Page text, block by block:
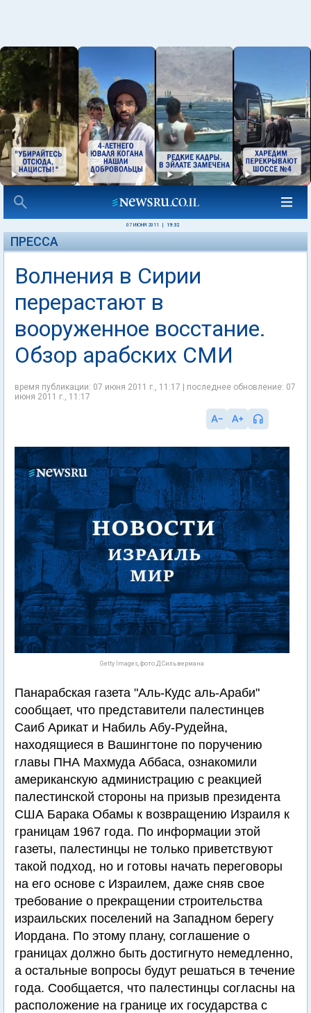
07 ИЮНЯ 2011 19:32
ПРЕССА
Волнения в Сирии
перерастают в
вооруженное восстание.
Обзор арабских СМИ
время публикации: 07 июня 2011 г., 11:17 | последнее обновление: 07
июня 2011 г., 11:17
Getty Images, фото Д.Сильвермана
Панарабская газета "Аль-Кудс аль-Араби"
сообщает, что представители палестинцев
Саиб Арикат и Набиль Абу-Рудейна,
находящиеся в Вашингтоне по поручению
главы ПНА Махмуда Аббаса, ознакомили
американскую администрацию с реакцией
палестинской стороны на призыв президента
США Барака Обамы к возвращению Израиля к
границам 1967 года. По информации этой
газеты, палестинцы не только приветствуют
такой подход, но и готовы начать переговоры
на его основе с Израилем, даже сняв свое
требование о прекращении строительства
израильских поселений на Западном берегу
Иордана. По этому плану, соглашение о
границах должно быть достигнуто немедленно,
а остальные вопросы будут решаться в течение
года. Сообщается, что палестинцы согласны на
расположение на границе их государства с